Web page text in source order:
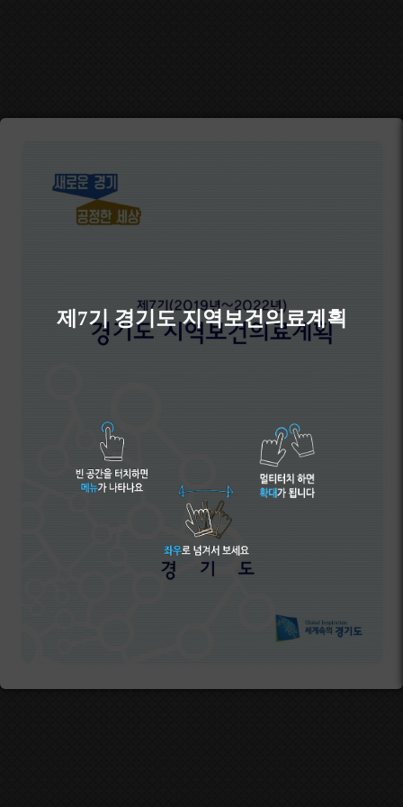
제7기 경기도 지역보건의료계획